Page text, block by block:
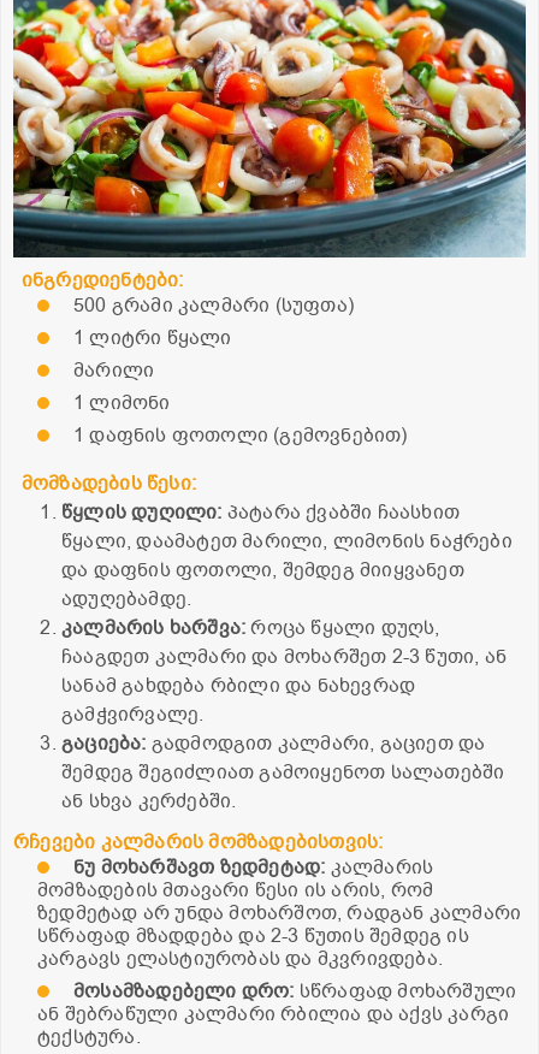
ინგრედიენტები:
500 გრამი კალმარი (სუფთა)
1 ლიტრი წყალი
მარილი
1 ლიმონი
1 დაფნის ფოთოლი (გემოვნებით)
მომზადების წესი:
წყლის დუღილი: პატარა ქვაბში ჩაასხით
წყალი, დაამატეთ მარილი, ლიმონის ნაჭრები
და დაფნის ფოთოლი, შემდეგ მიიყვანეთ
ადუღებამდე.
კალმარის ხარშვა:როცა წყალი დუღს,
ჩააგდეთ კალმარი და მოხარშეთ 2-3 წუთი, ან
სანამ გახდება რბილი და ნახევრად
გამჭვირვალე.
გაციება: გადმოდგით კალმარი, გაციეთ და
შემდეგ შეგიძლიათ გამოიყენოთ სალათებში
ან სხვა კერძებში.
რჩევები კალმარის მომზადებისთვის:
ნუ მოხარშავთ ზედმეტად: კალმარის
მომზადების მთავარი წესი ის არის, რომ
ზედმეტად არ უნდა მოხარშოთ, რადგან კალმარი
სწრაფად მზადდება და 2-3 წუთის შემდეგ ის
კარგავს ელასტიურობას და მკვრივდება.
მოსამზადებელი დრო: სწრაფად მოხარშული
ან შებრაწული კალმარი რბილია და აქვს კარგი
ტექსტურა.